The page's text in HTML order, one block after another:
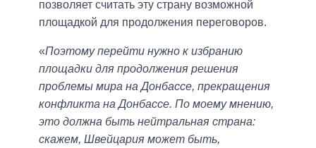
позволяет считать эту страну возможной
площадкой для продолжения переговоров.
«Поэтому перейти нужно к избранию
площадки для продолжения решения
проблемы мира на Донбассе, прекращения
конфликта на Донбассе. По моему мнению,
это должна быть нейтральная страна:
скажем, Швейцария может быть,